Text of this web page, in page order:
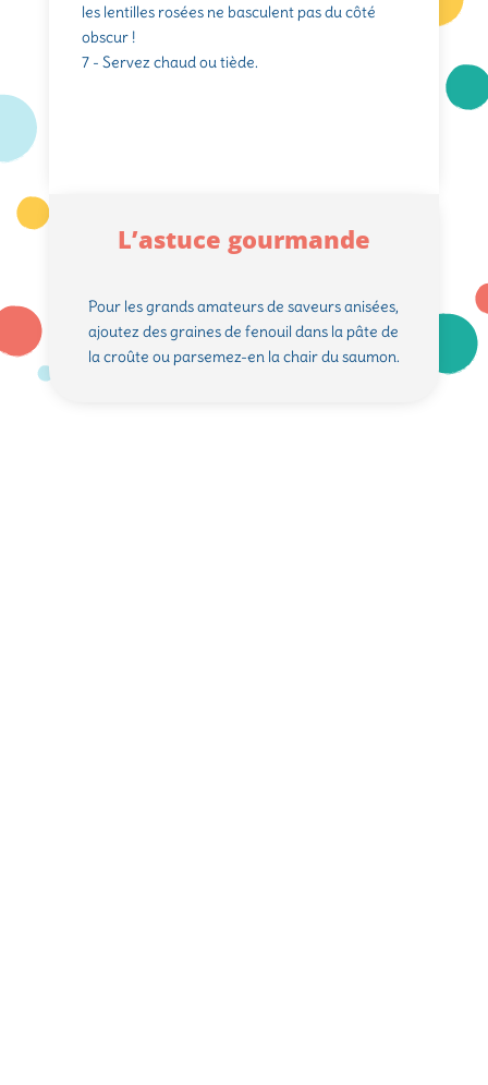
les lentilles rosées ne basculent pas du côté
obscur !
7 - Servez chaud ou tiède.
L’astuce gourmande
Pour les grands amateurs de saveurs anisées,
ajoutez des graines de fenouil dans la pâte de
la croûte ou parsemez-en la chair du saumon.